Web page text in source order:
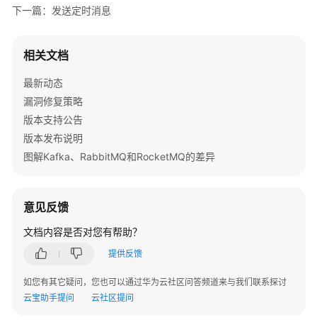
协
API
参
考
SDK
场
景
示
例
// Return the transaction resolution
        };
                .setTopics(topic)
                .setTransactionChecker(checker)
                .build();
final
                .setTopic(topic)
                .setTag(tag)
                .setBody(body)
                .build();
下一篇：发送定时消息
相关文档
最新动态
漏洞修复策略
版本支持公告
版本发布说明
图解Kafka、RabbitMQ和RocketMQ的差异
意见反馈
文档内容是否对您有帮助？
提供反馈
如您有其它疑问，您也可以通过华为云社区问答频道来与我们联系探讨
云宝助手提问
云社区提问